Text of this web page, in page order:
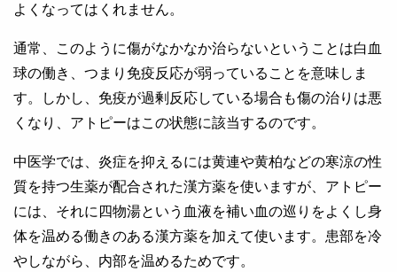
よくなってはくれません。
通常、このように傷がなかなか治らないということは白血
球の働き、つまり免疫反応が弱っていることを意味しま
す。しかし、免疫が過剰反応している場合も傷の治りは悪
くなり、アトピーはこの状態に該当するのです。
中医学では、炎症を抑えるには黄連や黄柏などの寒涼の性
質を持つ生薬が配合された漢方薬を使いますが、アトピー
には、それに四物湯という血液を補い血の巡りをよくし身
体を温める働きのある漢方薬を加えて使います。患部を冷
やしながら、内部を温めるためです。